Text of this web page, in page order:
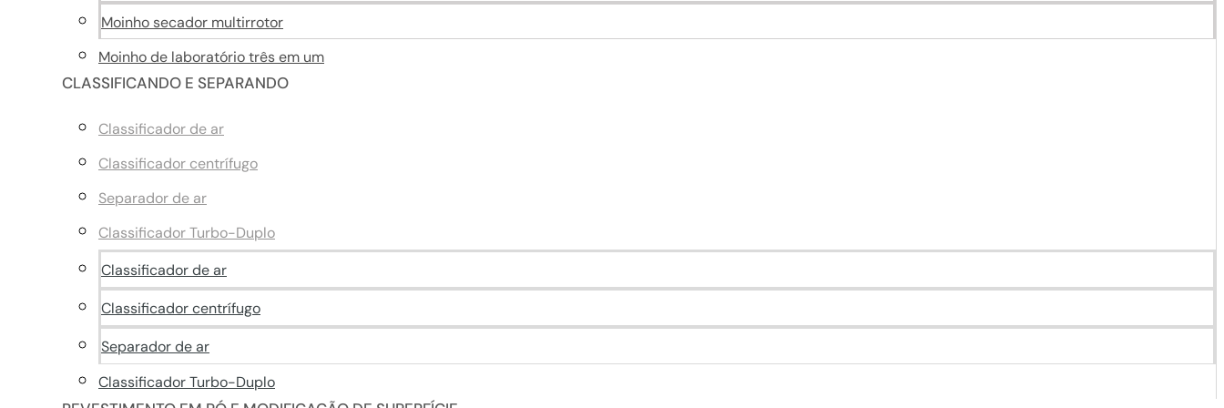
Moinho secador multirrotor
Moinho de laboratório três em um
CLASSIFICANDO E SEPARANDO
Classificador de ar
Classificador centrífugo
Separador de ar
Classificador Turbo-Duplo
Classificador de ar
Classificador centrífugo
Separador de ar
Classificador Turbo-Duplo